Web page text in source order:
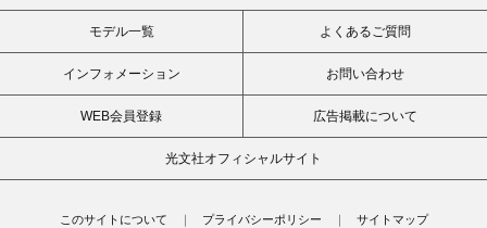
モデル一覧 よくあるご質問
インフォメーション お問い合わせ
WEB会員登録 広告掲載について
光文社オフィシャルサイト
このサイトについて プライバシーポリシー サイトマップ